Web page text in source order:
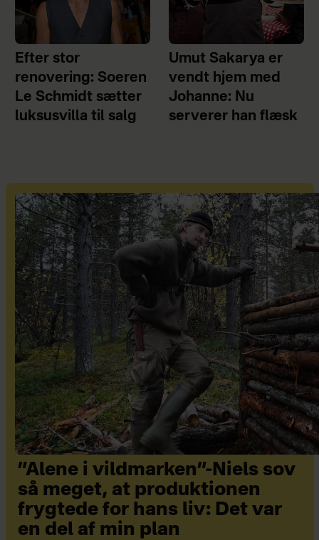
Efter stor
renovering: Soeren
Le Schmidt sætter
luksusvilla til salg
Umut Sakarya er
vendt hjem med
Johanne: Nu
serverer han flæsk
”Alene i vildmarken”-Niels sov
så meget, at produktionen
frygtede for hans liv: Det var
en del af min plan